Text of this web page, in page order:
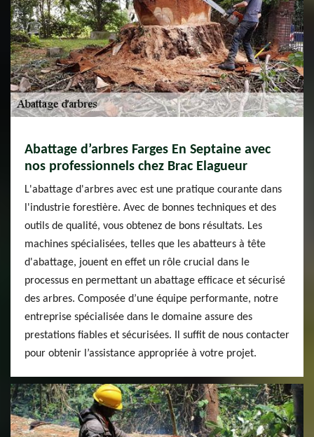
Abattage d’arbres Farges En Septaine avec
nos professionnels chez Brac Elagueur
L'abattage d'arbres avec est une pratique courante dans
l'industrie forestière. Avec de bonnes techniques et des
outils de qualité, vous obtenez de bons résultats. Les
machines spécialisées, telles que les abatteurs à tête
d'abattage, jouent en effet un rôle crucial dans le
processus en permettant un abattage efficace et sécurisé
des arbres. Composée d’une équipe performante, notre
entreprise spécialisée dans le domaine assure des
prestations fiables et sécurisées. Il suffit de nous contacter
pour obtenir l’assistance appropriée à votre projet.